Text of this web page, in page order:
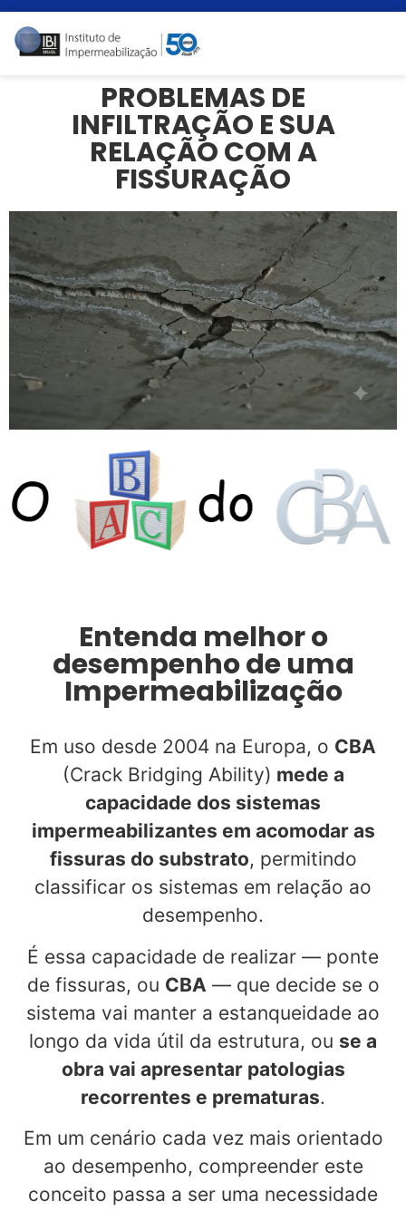
PROBLEMAS DE
INFILTRAÇÃO E SUA
RELAÇÃO COM A
FISSURAÇÃO
Entenda melhor o
desempenho de uma
Impermeabilização
Em uso desde 2004 na Europa, o CBA
(Crack Bridging Ability) mede a
capacidade dos sistemas
impermeabilizantes em acomodar as
fissuras do substrato, permitindo
classificar os sistemas em relação ao
desempenho.
É essa capacidade de realizar — ponte
de fissuras, ou CBA — que decide se o
sistema vai manter a estanqueidade ao
longo da vida útil da estrutura, ou se a
obra vai apresentar patologias
recorrentes e prematuras.
Em um cenário cada vez mais orientado
ao desempenho, compreender este
conceito passa a ser uma necessidade